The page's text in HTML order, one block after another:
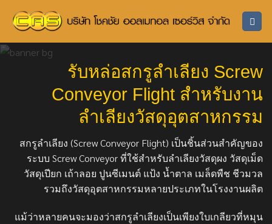
เนื้อหา
รับหล่อสกรูลำเลียง Screw
Conveyor Flight สำหรับงาน
ลำเลียงวัสดุอุตสาหกรรม
สกรูลำเลียง (Screw Conveyor Flight) เป็นชิ้นส่วนสำคัญของ
ระบบ Screw Conveyor ที่ใช้สำหรับลำเลียงวัสดุผง วัสดุเม็ด
วัสดุเปียก เถ้าลอย ปูนซีเมนต์ แป้ง น้ำตาล เมล็ดพืช ชีวมวล
รวมถึงวัสดุอุตสาหกรรมหลายประเภทในโรงงานผลิต
แม้ว่าหลายคนจะมองว่าสกรูลำเลียงเป็นเพียงใบเกลียวที่หมุน